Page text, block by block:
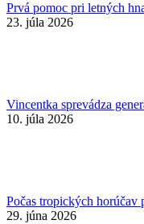
Prvá pomoc pri letných
23. júla 2026
Vincentka sprevádza
10. júla 2026
Počas tropických horúčav
29. júna 2026